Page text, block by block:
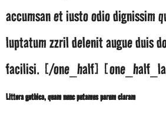
accumsan et iusto odio dignissim
luptatum zzril delenit augue duis
facilisi. [/one_half]
Littera gothica, quam nunc putamus parum claram